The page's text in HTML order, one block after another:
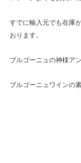
すでに輸入元でも在庫
おります。
ブルゴーニュの神様ア
ブルゴーニュワインの